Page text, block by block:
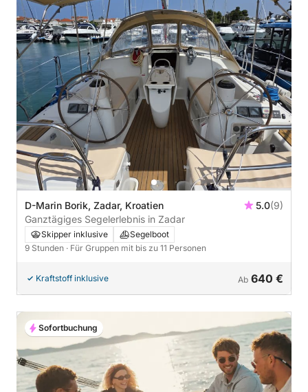
D-Marin Borik, Zadar, Kroatien 5.0(9)
Ganztägiges Segelerlebnis in Zadar
Skipper inklusive
Segelboot
9 Stunden · Für Gruppen mit bis zu 11 Personen
Kraftstoff inklusive Ab 640 €
Sofortbuchung